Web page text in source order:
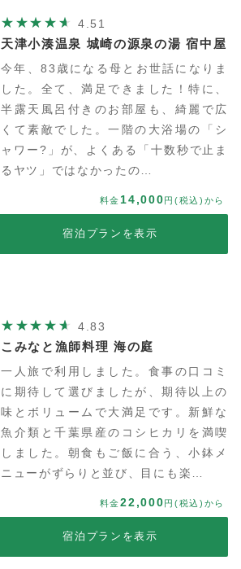
4.51
天津小湊温泉 城崎の源泉の湯 宿中屋
今年、83歳になる母とお世話になりま
した。全て、満足できました！特に、
半露天風呂付きのお部屋も、綺麗で広
くて素敵でした。一階の大浴場の「シ
ャワー?」が、よくある「十数秒で止ま
るヤツ」ではなかったの…
料金 14,000円(税込)から
宿泊プランを表示
4.83
こみなと漁師料理 海の庭
一人旅で利用しました。食事の口コミ
に期待して選びましたが、期待以上の
味とボリュームで大満足です。新鮮な
魚介類と千葉県産のコシヒカリを満喫
しました。朝食もご飯に合う、小鉢メ
ニューがずらりと並び、目にも楽…
料金22,000円(税込)から
宿泊プランを表示